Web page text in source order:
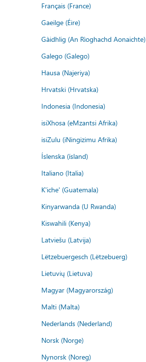
Français (France)
Gaeilge (Éire)
Gàidhlig (An Rìoghachd Aonaichte)
Galego (Galego)
Hausa (Najeriya)
Hrvatski (Hrvatska)
Indonesia (Indonesia)
isiXhosa (eMzantsi Afrika)
isiZulu (iNingizimu Afrika)
Íslenska (ísland)
Italiano (Italia)
K'iche' (Guatemala)
Kinyarwanda (U Rwanda)
Kiswahili (Kenya)
Latviešu (Latvija)
Lëtzebuergesch (Lëtzebuerg)
Lietuvių (Lietuva)
Magyar (Magyarország)
Malti (Malta)
Nederlands (Nederland)
Norsk (Norge)
Nynorsk (Noreg)